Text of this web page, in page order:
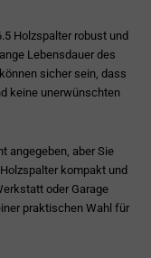
Holzspalter robust und
Lebensdauer des
sicher sein, dass
keine unerwünschten
angegeben, aber Sie
kompakt und
oder Garage
praktischen Wahl für